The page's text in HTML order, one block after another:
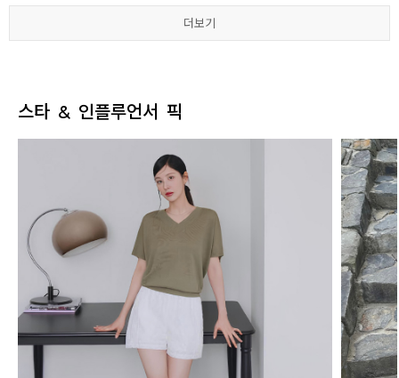
더보기
더보기
더보기
더보기
더보기
더보기
스타 & 인플루언서 픽